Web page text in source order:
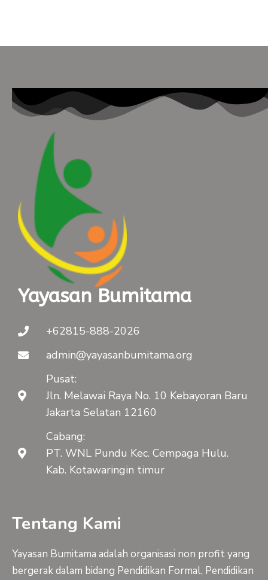
Yayasan Bumitama
+62815-888-2026
admin@yayasanbumitama.org
Pusat:
Jln. Melawai Raya No. 10 Kebayoran Baru
Jakarta Selatan 12160
Cabang:
PT. WNL Pundu Kec. Cempaga Hulu.
Kab. Kotawaringin timur
Tentang Kami
Yayasan Bumitama adalah organisasi non profit yang
bergerak dalam bidang Pendidikan Formal, Pendidikan